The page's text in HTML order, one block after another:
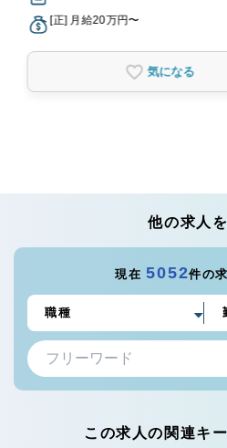
[正] 月給20万円〜
気になる
他の求人
現在5052件の
この求人の関連キ